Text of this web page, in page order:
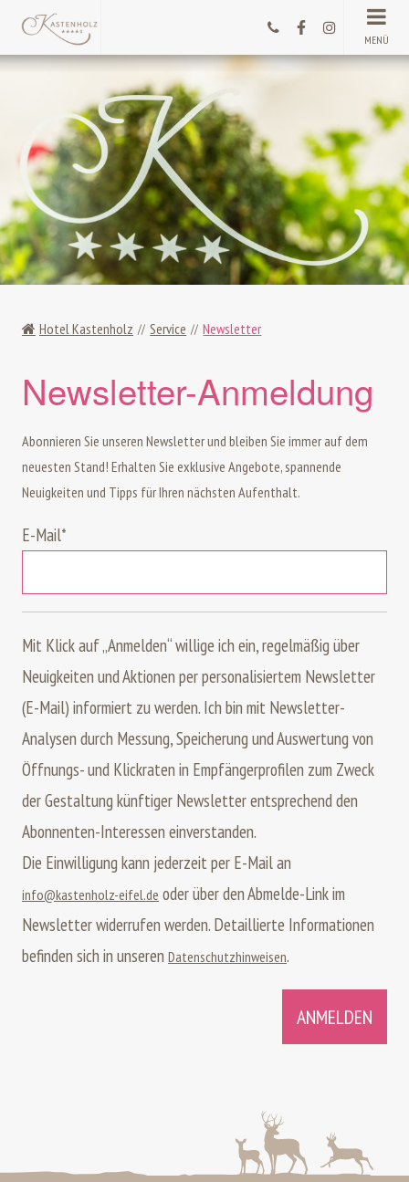
MENÜ
Hotel Kastenholz Service Newsletter
Newsletter-Anmeldung
Abonnieren Sie unseren Newsletter und bleiben Sie immer auf dem
neuesten Stand! Erhalten Sie exklusive Angebote, spannende
Neuigkeiten und Tipps für Ihren nächsten Aufenthalt.
E-Mail*
Mit Klick auf „Anmelden“ willige ich ein, regelmäßig über
Neuigkeiten und Aktionen per personalisiertem Newsletter
(E-Mail) informiert zu werden. Ich bin mit Newsletter-
Analysen durch Messung, Speicherung und Auswertung von
Öffnungs- und Klickraten in Empfängerprofilen zum Zweck
der Gestaltung künftiger Newsletter entsprechend den
Abonnenten-Interessen einverstanden.
Die Einwilligung kann jederzeit per E-Mail an
info@kastenholz-eifel.de oder über den Abmelde-Link im
Newsletter widerrufen werden. Detaillierte Informationen
befinden sich in unseren Datenschutzhinweisen.
ANMELDEN